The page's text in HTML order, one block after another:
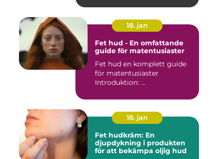
18. jan
Fet hud - En omfattande
guide för matentusiaster
Fet hud en komplett guide
för matentusiaster
Introduktion: ...
18. jan
Fet hudkräm: En
djupdykning i produkten
för att bekämpa oljig hud